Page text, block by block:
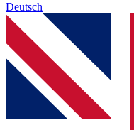
Deutsch